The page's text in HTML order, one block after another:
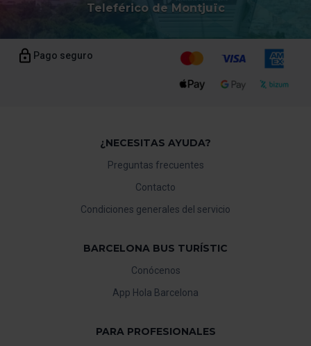
Teleférico de Montjuïc
Pago seguro
¿NECESITAS AYUDA?
Preguntas frecuentes
Contacto
Condiciones generales del servicio
BARCELONA BUS TURÍSTIC
Conócenos
App Hola Barcelona
PARA PROFESIONALES